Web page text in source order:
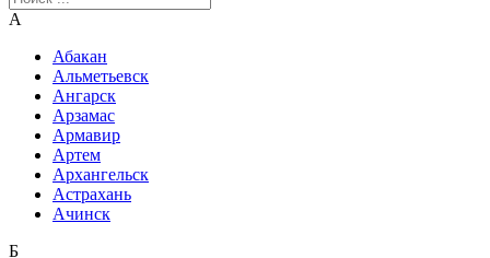
А
Абакан
Альметьевск
Ангарск
Арзамас
Армавир
Артем
Архангельск
Астрахань
Ачинск
Б